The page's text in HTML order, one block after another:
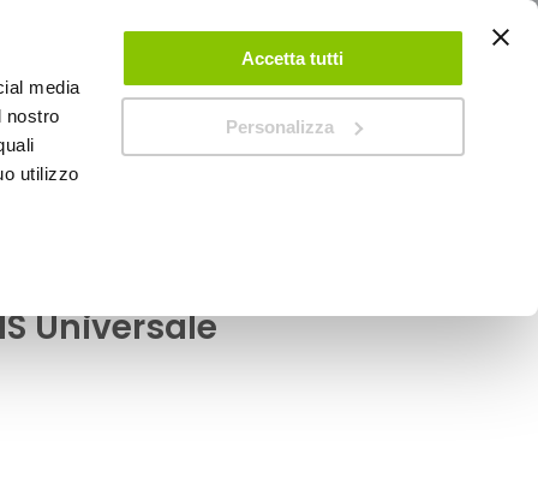
media
nostro
utilizzo
Accetta tutti
Personalizza
ACCEDI CREA UN ACCOUNT CONTATTACI
Universale